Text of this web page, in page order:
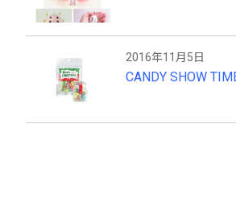
2016年11月5日
CANDY SHOW